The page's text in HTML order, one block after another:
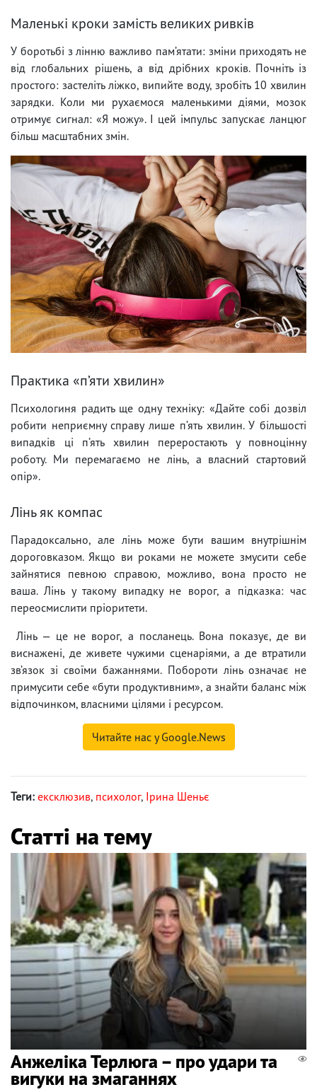
Маленькі кроки замість великих ривків
У боротьбі з лінню важливо пам’ятати: зміни приходять не
від глобальних рішень, а від дрібних кроків. Почніть із
простого: застеліть ліжко, випийте воду, зробіть 10 хвилин
зарядки. Коли ми рухаємося маленькими діями, мозок
отримує сигнал: «Я можу». І цей імпульс запускає ланцюг
більш масштабних змін.
Практика «п’яти хвилин»
Психологиня радить ще одну техніку: «Дайте собі дозвіл
робити неприємну справу лише п’ять хвилин. У більшості
випадків ці п’ять хвилин переростають у повноцінну
роботу. Ми перемагаємо не лінь, а власний стартовий
опір».
Лінь як компас
Парадоксально, але лінь може бути вашим внутрішнім
дороговказом. Якщо ви роками не можете змусити себе
зайнятися певною справою, можливо, вона просто не
ваша. Лінь у такому випадку не ворог, а підказка: час
переосмислити пріоритети.
Лінь — це не ворог, а посланець. Вона показує, де ви
виснажені, де живете чужими сценаріями, а де втратили
зв’язок зі своїми бажаннями. Побороти лінь означає не
примусити себе «бути продуктивним», а знайти баланс між
відпочинком, власними цілями і ресурсом.
Читайте нас у Google.News
Теги: ексклюзив, психолог, Ірина Шеньє
Статті на тему
Анжеліка Терлюга – про удари та
вигуки на змаганнях